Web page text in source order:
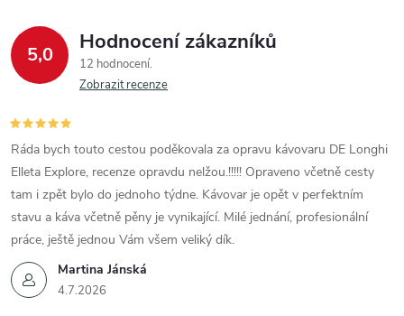
5,0 Hodnocení zákazníků
12 hodnocení
Zobrazit recenze
Martina Jánská
4.7.2026
Ráda bych touto cestou poděkovala za opravu kávovaru DE Longhi
Elleta Explore, recenze opravdu nelžou.!!!!! Opraveno včetně cesty
tam i zpět bylo do jednoho týdne. Kávovar je opět v perfektním
stavu a káva včetně pěny je vynikající. Milé jednání, profesionální
práce, ještě jednou Vám všem veliký dík.